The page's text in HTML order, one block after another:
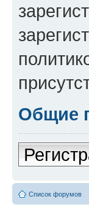
Общие
Список форумов